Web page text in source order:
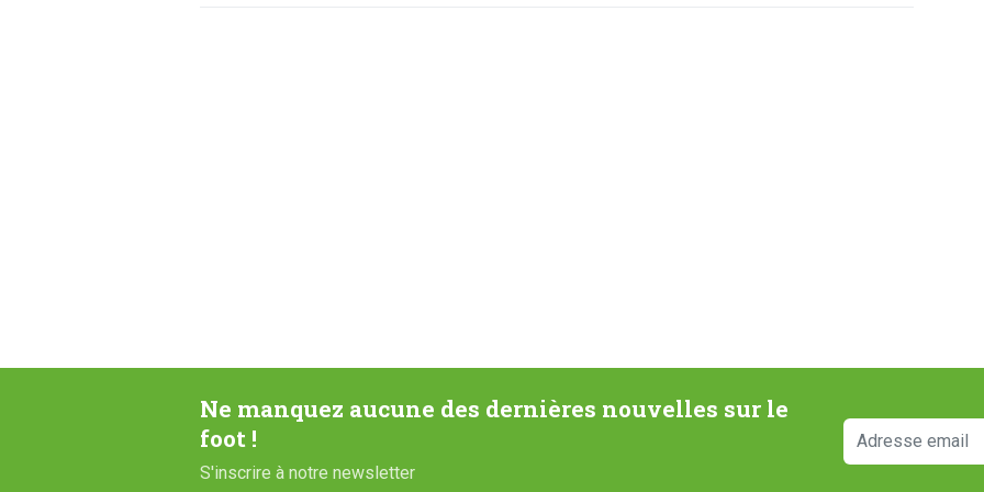
Ne manquez aucune des dernières nouvelles sur le
foot !
S'inscrire à notre newsletter